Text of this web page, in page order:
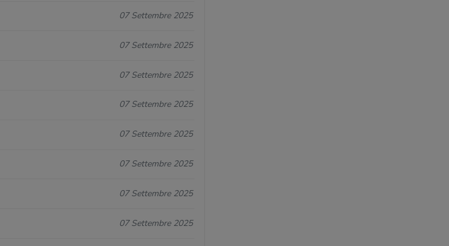
07 Settembre 2025
07 Settembre 2025
07 Settembre 2025
07 Settembre 2025
07 Settembre 2025
07 Settembre 2025
07 Settembre 2025
07 Settembre 2025